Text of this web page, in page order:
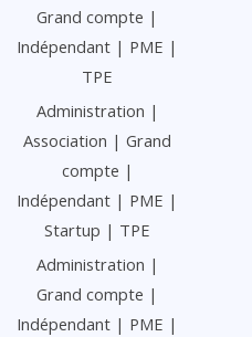
Grand compte |
Indépendant | PME |
TPE
Administration |
Association | Grand
compte |
Indépendant | PME |
Startup | TPE
Administration |
Grand compte |
Indépendant | PME |